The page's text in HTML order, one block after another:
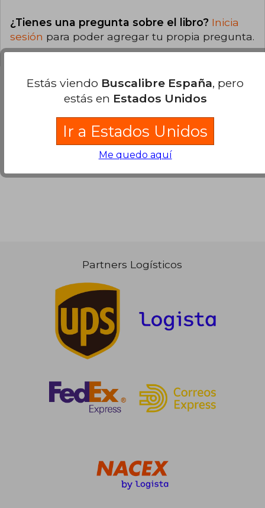
¿Tienes una pregunta sobre el libro? Inicia
sesión para poder agregar tu propia pregunta.
Ver más opiniones de clientes
Partners Logísticos
Estás viendo Buscalibre España, pero
estás en Estados Unidos
Ir a Estados Unidos
Me quedo aquí